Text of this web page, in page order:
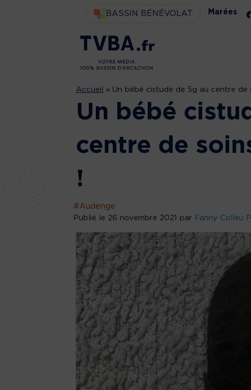
BASSIN BÉNÉVOLAT Marées
Accueil » Un bébé cistude de 5g au centre de
Un bébé
centre de
!
#Audenge
Publié le 26 novembre 2021 par Fanny Colleu